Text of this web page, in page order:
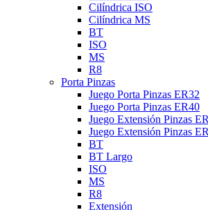
Cilíndrica ISO
Cilíndrica MS
BT
ISO
MS
R8
Porta Pinzas
Juego Porta Pinzas ER32
Juego Porta Pinzas ER40
Juego Extensión Pinzas
Juego Extensión Pinzas
BT
BT Largo
ISO
MS
R8
Extensión